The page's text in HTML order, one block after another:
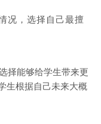
况，选择自己最擅
择能够给学生带来更
生根据自己未来大概